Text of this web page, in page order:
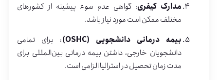
مدارککیفری:گواهی عدم سوء پیشینه از کشورهای
مختلفممکناستموردنیازباشد.
بیمهدرمانیدانشجویی (OSHC)
: برای تمامی
دانشجویان خارجی، داشتن بیمهدرمانی بین‌المللی برای
مدتزمانتحصیلدراسترالیاالزامیاست.